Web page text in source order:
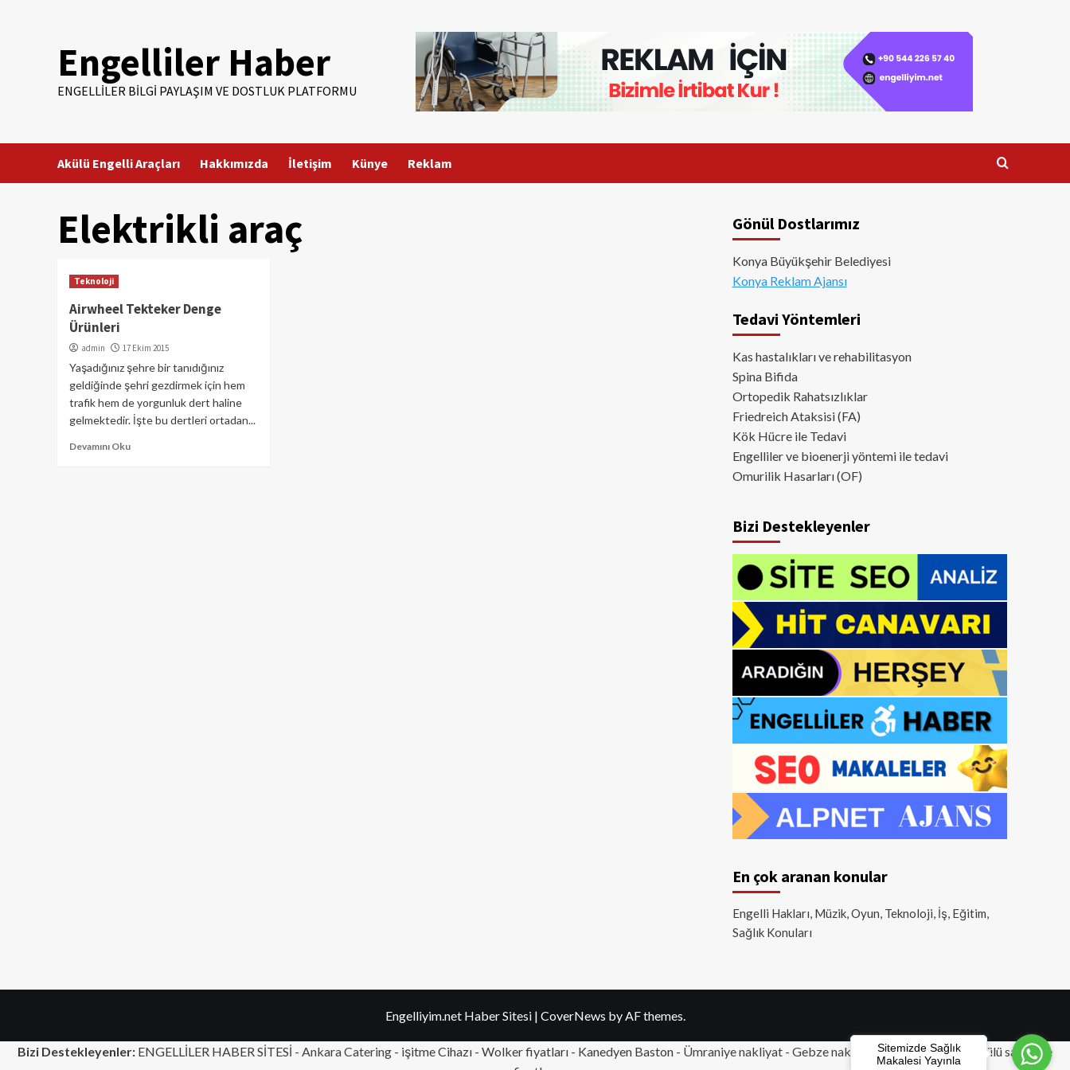
Engelliler Haber
ENGELLILER BILGI PAYLAŞIM VE DOSTLUK PLATFORMU
Akülü Engelli Araçları Hakkımızda İletişim Künye Reklam
Elektrikli araç
Teknoloji
Airwheel Tekteker Denge
Ürünleri
admin 17 Ekim 2015
Yaşadığınız şehre bir tanıdığınız
geldiğinde şehri gezdirmek için hem
trafik hem de yorgunluk dert haline
gelmektedir. İşte bu dertleri ortadan...
Devamını Oku
Gönül Dostlarımız
Konya Büyükşehir Belediyesi
Konya Reklam Ajansı
Tedavi Yöntemleri
Kas hastalıkları ve rehabilitasyon
Spina Bifida
Ortopedik Rahatsızlıklar
Friedreich Ataksisi (FA)
Kök Hücre ile Tedavi
Engelliler ve bioenerji yöntemi ile tedavi
Omurilik Hasarları (OF)
Bizi Destekleyenler
En çok aranan konular
Engelli Hakları, Müzik, Oyun, Teknoloji, İş, Eğitim,
Sağlık Konuları
Engelliyim.net Haber Sitesi | CoverNews by AF themes.
Bizi Destekleyenler: ENGELLİLER HABER SİTESİ - Ankara Catering - işitme Cihazı - Wolker fiyatları - Kanedyen Baston - Ümraniye nakliyat - Gebze nakliyat -Tuzla nakliyat - Akülü sandalye
Sitemizde Sağlık
Makalesi Yayınla